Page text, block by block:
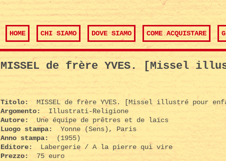
HOME CHI SIAMO DOVE SIAMO COME ACQUISTARE
MISSEL de frère YVES. [Missel
Titolo:
MISSEL de frère YVES. [Missel illustré pour
Argomento:
Illustrati-Religione
Autore:
Une équipe de prêtres et de laïcs
Luogo stampa:
Yonne (Sens), Paris
Anno stampa:
(1955)
Editore:
Labergerie / A la pierre qui vire
Prezzo:
75 euro